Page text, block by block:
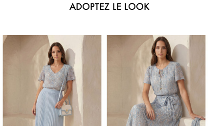
ADOPTEZ LE LOOK